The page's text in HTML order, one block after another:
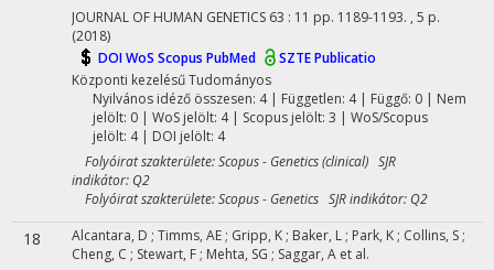
JOURNAL OF HUMAN GENETICS 63 : 11 pp. 1189-1193. , 5 p.
(2018)
DOIWoS Scopus PubMed
SZTE Publicatio
Központi kezelésűTudományos
Nyilvános idéző összesen: 4| Független: 4 | Függő: 0 | Nem
jelölt: 0 | WoS jelölt: 4 | Scopus jelölt: 3 | WoS/Scopus
jelölt: 4 | DOI jelölt: 4
Folyóirat szakterülete: Scopus - Genetics (clinical) SJR
indikátor: Q2
Folyóirat szakterülete: Scopus - Genetics SJR indikátor: Q2
18 Alcantara, D ; Timms, AE ; Gripp, K ; Baker, L ; Park, K ; Collins, S ;
Cheng, C ; Stewart, F ; Mehta, SG ; Saggar, A et al.